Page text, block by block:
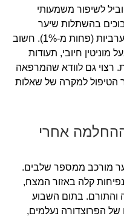
לשיפור משמעותי
בהשתלות שיער
בגיאורגיה דומים לאלו שבמדינות מערביות (פחות מ-1%). חשוב
חיובי, תעודות
רצוי גם לוודא שהמרפאה
הטיפול למקרה של שאלות
אחרי
מורכב ממספר שלבים.
ימים) תיתכן נפיחות קלה באזור המצח,
והתורם. בתום השבוע
של הפרוצדורה נעלמים,